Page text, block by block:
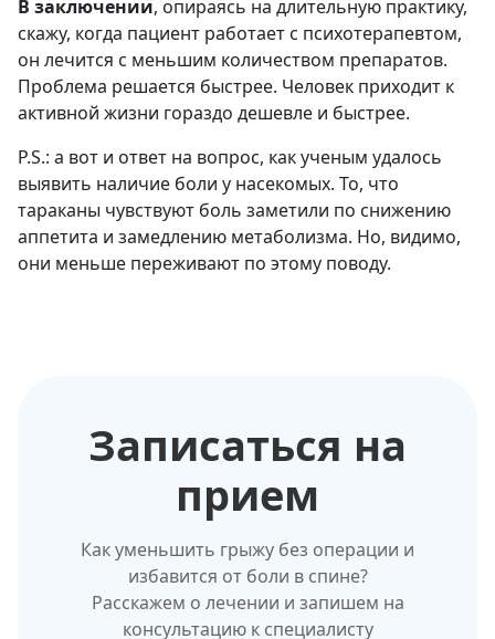
В заключении, опираясь на длительную практику,
скажу, когда пациент работает с психотерапевтом,
он лечится с меньшим количеством препаратов.
Проблема решается быстрее. Человек приходит к
активной жизни гораздо дешевле и быстрее.
P.S.: а вот и ответ на вопрос, как ученым удалось
выявить наличие боли у насекомых. То, что
тараканы чувствуют боль заметили по снижению
аппетита и замедлению метаболизма. Но, видимо,
они меньше переживают по этому поводу.
Записаться на
прием
Как уменьшить грыжу без операции и
избавится от боли в спине?
Расскажем о лечении и запишем на
консультацию к специалисту